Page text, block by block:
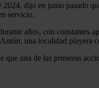
dijo en junio pasado
servicio.
años, con constantes
una localidad playera
una de las primeras